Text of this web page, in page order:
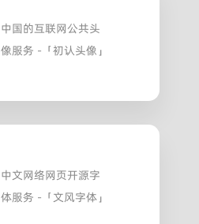
中国的互联网公共头
像服务 -「初认头像」
中文网络网页开源字
体服务 -「文风字体」